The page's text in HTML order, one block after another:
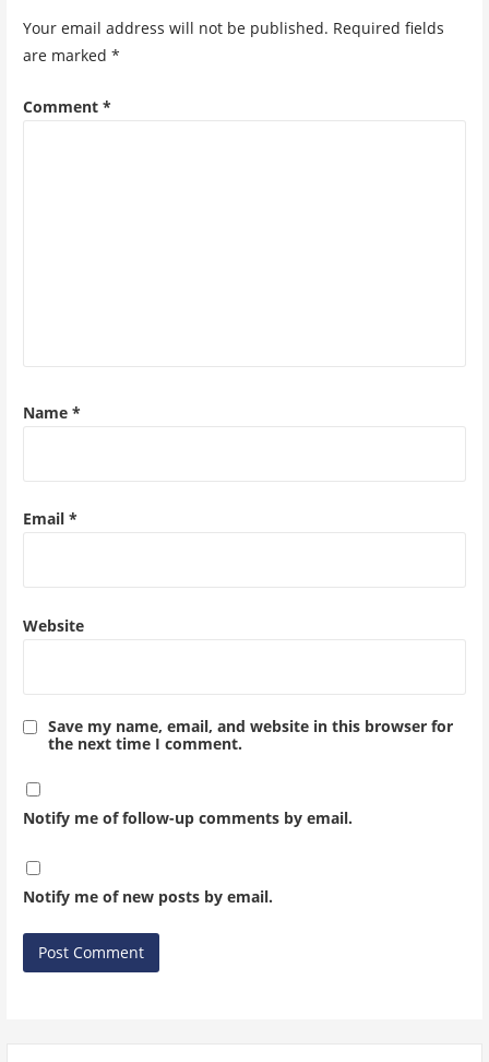
Your email address will not be published. Required fields
are marked *
Comment *
Name *
Email *
Website
Save my name, email, and website in this browser for
the next time I comment.
Notify me of follow-up comments by email.
Notify me of new posts by email.